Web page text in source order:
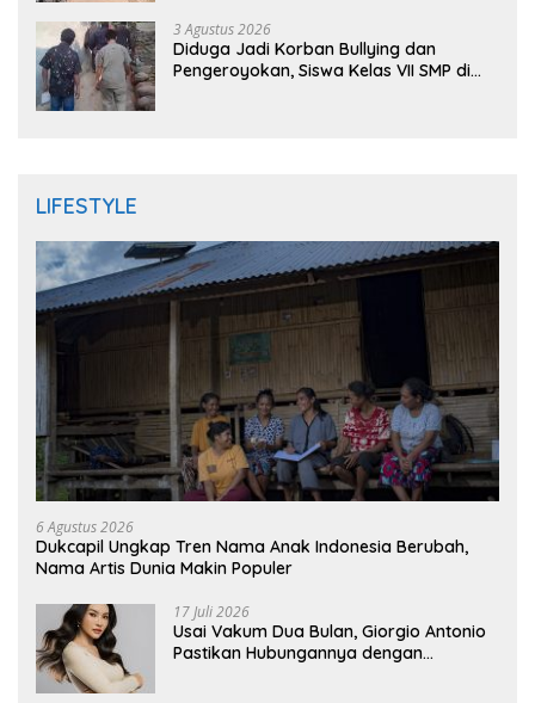
3 Agustus 2026
Diduga Jadi Korban Bullying dan
Pengeroyokan, Siswa Kelas VII SMP di
LIFESTYLE
6 Agustus 2026
Dukcapil Ungkap Tren Nama Anak Indonesia Berubah,
Nama Artis Dunia Makin Populer
17 Juli 2026
Usai Vakum Dua Bulan, Giorgio Antonio
Pastikan Hubungannya dengan